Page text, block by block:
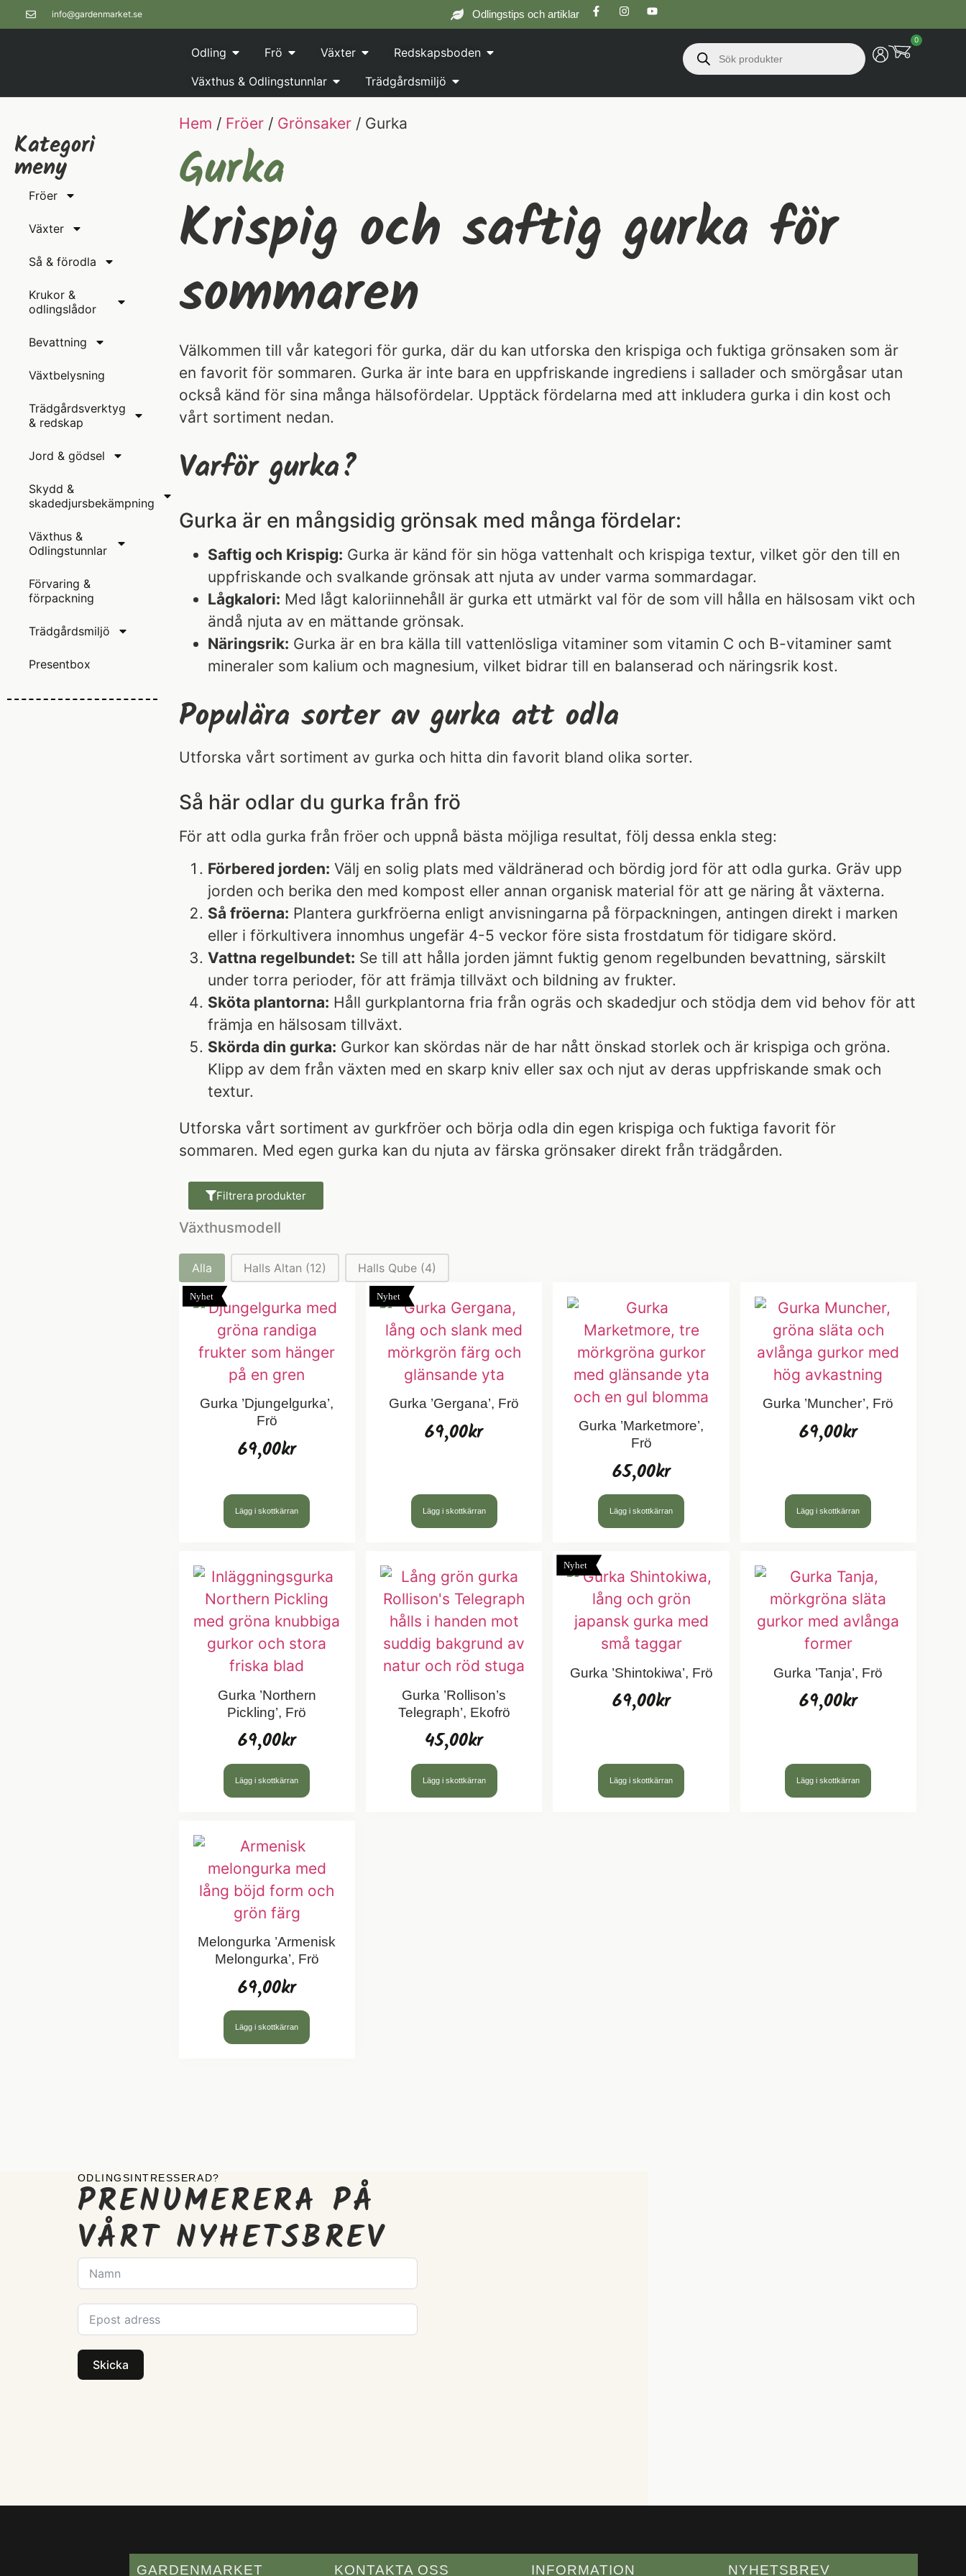
info@gardenmarket.se Odlingstips och artiklar
Odling Frö Växter
Redskapsboden
Växthus & Odlingstunnlar
Trädgårdsmiljö
0
Kategori
meny
Fröer
Växter
Så & förodla
Krukor &
odlingslådor
Bevattning
Växtbelysning
Trädgårdsverktyg
& redskap
Jord & gödsel
Skydd &
skadedjursbekämpning
Växthus &
Odlingstunnlar
Förvaring &
förpackning
Trädgårdsmiljö
Presentbox
Hem / Fröer/ Grönsaker/ Gurka
Gurka
Krispig och saftig gurka för
sommaren
Välkommen till vår kategori för gurka, där du kan utforska den krispiga och fuktiga grönsaken som är
en favorit för sommaren. Gurka är inte bara en uppfriskande ingrediens i sallader och smörgåsar utan
också känd för sina många hälsofördelar. Upptäck fördelarna med att inkludera gurka i din kost och
vårt sortiment nedan.
Varför gurka?
Gurka är en mångsidig grönsak med många fördelar:
Saftig och Krispig: Gurka är känd för sin höga vattenhalt och krispiga textur, vilket gör den till en
uppfriskande och svalkande grönsak att njuta av under varma sommardagar.
Lågkalori: Med lågt kaloriinnehåll är gurka ett utmärkt val för de som vill hålla en hälsosam vikt och
ändå njuta av en mättande grönsak.
Näringsrik: Gurka är en bra källa till vattenlösliga vitaminer som vitamin C och B-vitaminer samt
mineraler som kalium och magnesium, vilket bidrar till en balanserad och näringsrik kost.
Populära sorter av gurka att odla
Utforska vårt sortiment av gurka och hitta din favorit bland olika sorter.
Så här odlar du gurka från frö
För att odla gurka från fröer och uppnå bästa möjliga resultat, följ dessa enkla steg:
Förbered jorden: Välj en solig plats med väldränerad och bördig jord för att odla gurka. Gräv upp
jorden och berika den med kompost eller annan organisk material för att ge näring åt växterna.
Så fröerna: Plantera gurkfröerna enligt anvisningarna på förpackningen, antingen direkt i marken
eller i förkultivera innomhus ungefär 4-5 veckor före sista frostdatum för tidigare skörd.
Vattna regelbundet: Se till att hålla jorden jämnt fuktig genom regelbunden bevattning, särskilt
under torra perioder, för att främja tillväxt och bildning av frukter.
Sköta plantorna: Håll gurkplantorna fria från ogräs och skadedjur och stödja dem vid behov för att
främja en hälsosam tillväxt.
Skörda din gurka: Gurkor kan skördas när de har nått önskad storlek och är krispiga och gröna.
Klipp av dem från växten med en skarp kniv eller sax och njut av deras uppfriskande smak och
textur.
Utforska vårt sortiment av gurkfröer och börja odla din egen krispiga och fuktiga favorit för
sommaren. Med egen gurka kan du njuta av färska grönsaker direkt från trädgården.
Filtrera produkter
Växthusmodell
Växthusmodell
Alla Halls Altan (12) Halls Qube (4)
Nyhet
Gurka ’Djungelgurka’,
Frö
69,00kr
Lägg i skottkärran
Nyhet
Gurka ’Gergana’, Frö
69,00kr
Lägg i skottkärran
Gurka ’Marketmore’,
Frö
65,00kr
Lägg i skottkärran
Gurka ’Muncher’, Frö
69,00kr
Lägg i skottkärran
Gurka ’Northern
Pickling’, Frö
69,00kr
Lägg i skottkärran
Gurka ’Rollison’s
Telegraph’, Ekofrö
45,00kr
Lägg i skottkärran
Nyhet
Gurka ’Shintokiwa’, Frö
69,00kr
Lägg i skottkärran
Gurka ’Tanja’, Frö
69,00kr
Lägg i skottkärran
Melongurka ’Armenisk
Melongurka’, Frö
69,00kr
Lägg i skottkärran
ODLINGSINTRESSERAD?
PRENUMERERA PÅ
VÅRT NYHETSBREV
Skicka
GARDENMARKET KONTAKTA OSS INFORMATION NYHETSBREV